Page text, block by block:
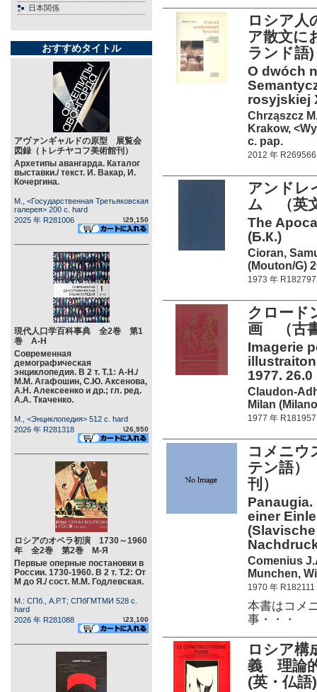
日本関係
おすすめタイトル
アヴァンギャルドの原型 展覧会
図録（トレチヤコフ美術館刊）
Архетипы авангарда. Каталог
выставки./ текст. И. Вакар, И.
Кочергина.
М., <Государственная Третьяковская
галерея> 200 c. hard
2025 年 R281006
\29,150
現代人口学百科事典 全2巻 第1
巻 А-Н
Современная
демографическая
энциклопедия. В 2 т. Т.1: А-Н./
М.М. Агафошин, С.Ю. Аксенова,
А.Н. Алексеенко и др.; гл. ред.
А.А. Ткаченко.
М., <Энциклопедия> 512 c. hard
2026 年 R281318
\26,950
ロシアのオペラ初演 1730～1960
年 全2巻 第2巻 М-Я
Первые оперные постановки в
России. 1730-1960. В 2 т. Т.2: От
М до Я./ сост. М.М. Годлевская.
М.: СПб., А.Р.Т; СПбГМТМИ 528 c.
hard
2026 年 R281088
\23,100
ロシア
ア散文に
ランド語
O dwóch
rosyjskiej
Chrząszcz
Krakow,
c. pap.
2012 年 R269566
アンドレ
ム （英
The
(Б.К.)
Cioran,
(Mouton/G)
1973 年 R182797
クロー
画 （古
Imagerie
1977.
Claudon-
Milan
1977 年 R181957
コメニウ
テン語）
刊）
einer
Comenius
Munchen,
1970 年 R182111
本書はコメ
事・・・
ロシア
義 理論
(英・仏